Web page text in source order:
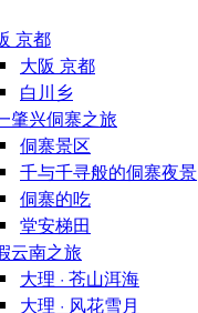
京都
大阪 京都
白川乡
肇兴侗寨之旅
侗寨景区
千与千寻般的侗寨夜景
侗寨的吃
堂安梯田
云南之旅
大理 · 苍山洱海
大理 · 风花雪月